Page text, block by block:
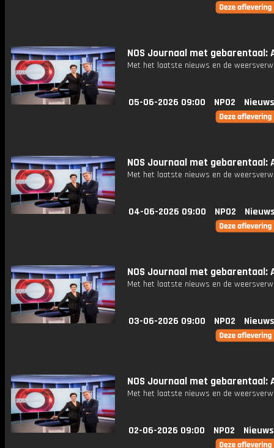
NOS Journaal met gebarentaal:
Met het laatste nieuws en de
05-06-2026 09:00 NPO2
NOS Journaal met gebarentaal:
Met het laatste nieuws en de
04-06-2026 09:00 NPO2
NOS Journaal met gebarentaal:
Met het laatste nieuws en de
03-06-2026 09:00 NPO2
NOS Journaal met gebarentaal:
Met het laatste nieuws en de
02-06-2026 09:00 NPO2